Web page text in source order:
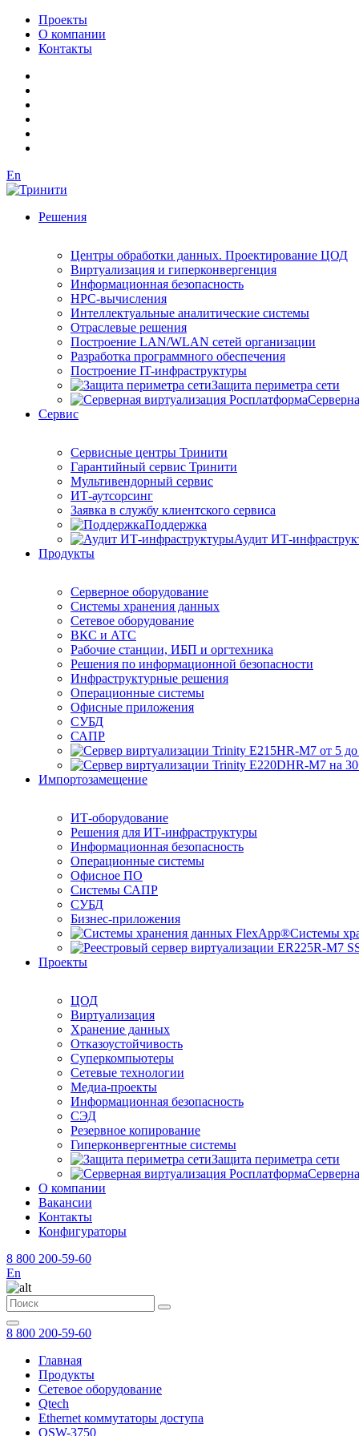
Проекты
О компании
Контакты
En
Решения
Центры обработки данных. Проектирование ЦОД
Виртуализация и гиперконвергенция
Информационная безопасность
HPC-вычисления
Интеллектуальные аналитические системы
Отраслевые решения
Построение LAN/WLAN сетей организации
Разработка программного обеспечения
Построение IT-инфраструктуры
Защита периметра сети
Сервис
Сервисные центры Тринити
Гарантийный сервис Тринити
Мультивендорный сервис
ИТ-аутсорсинг
Заявка в службу клиентского сервиса
Поддержка
Аудит ИТ-
Продукты
Серверное оборудование
Системы хранения данных
Сетевое оборудование
ВКС и АТС
Рабочие станции, ИБП и оргтехника
Решения по информационной безопасности
Инфраструктурные решения
Операционные системы
Офисные приложения
СУБД
САПР
Импортозамещение
ИТ-оборудование
Решения для ИТ-инфраструктуры
Информационная безопасность
Операционные системы
Офисное ПО
Системы САПР
СУБД
Бизнес-приложения
Системы
Проекты
ЦОД
Виртуализация
Хранение данных
Отказоустойчивость
Суперкомпьютеры
Сетевые технологии
Медиа-проекты
Информационная безопасность
СЭД
Резервное копирование
Гиперконвергентные системы
Защита периметра сети
О компании
Вакансии
Контакты
Конфигураторы
8 800 200-59-60
En
8 800 200-59-60
Главная
Продукты
Сетевое оборудование
Qtech
Ethernet коммутаторы доступа
QSW-3750